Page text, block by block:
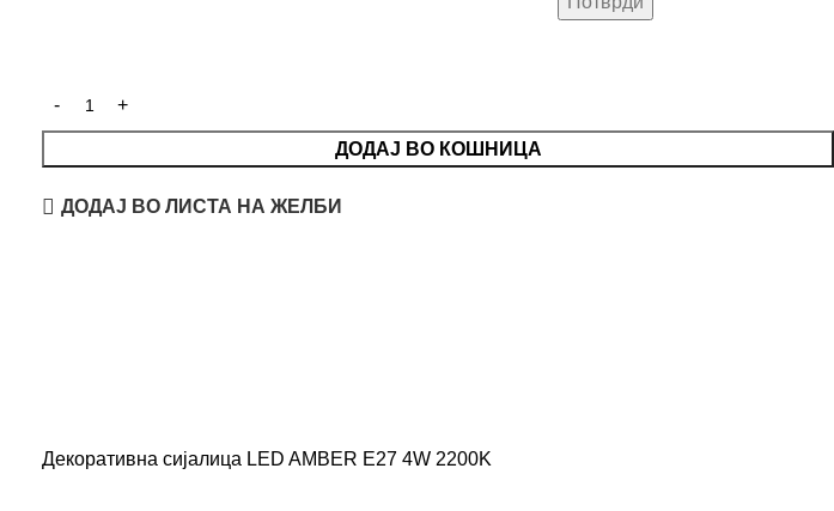
ДОДАЈ ВО КОШНИЦА
ДОДАЈ ВО ЛИСТА НА ЖЕЛБИ
Декоративна сијалица LED AMBER E27 4W 2200K